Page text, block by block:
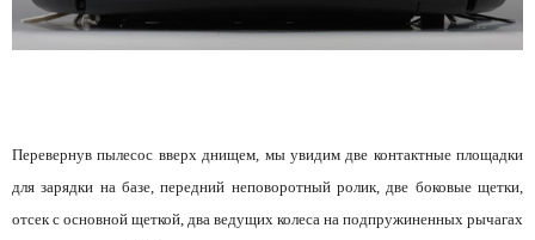
Перевернув пылесос вверх днищем, мы увидим две контактные площадки
для зарядки на базе, передний неповоротный ролик, две боковые щетки,
отсек с основной щеткой, два ведущих колеса на подпружиненных рычагах